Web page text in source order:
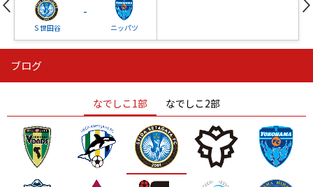
Ｓ世田谷
-
ニッパツ
ニッパツ
ニッパツ 名古屋
石人の星
静岡 愛媛Ｌ
ブログ
なでしこ1部 なでしこ2部